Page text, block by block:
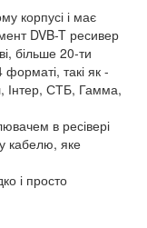
корпусі і має
DVB-T ресивер
більше 20-ти
такі як -
Інтер, СТБ, Гамма,
в ресівері
кабелю, яке
і просто